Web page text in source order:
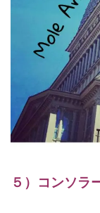
５）コンソラ